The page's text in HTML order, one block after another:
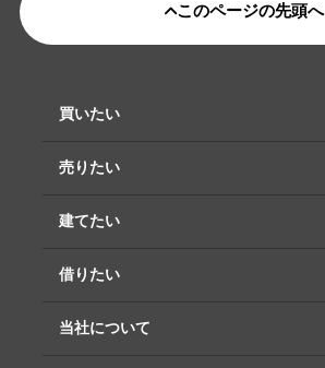
このページの先頭へ
買いたい
売りたい
建てたい
借りたい
当社について